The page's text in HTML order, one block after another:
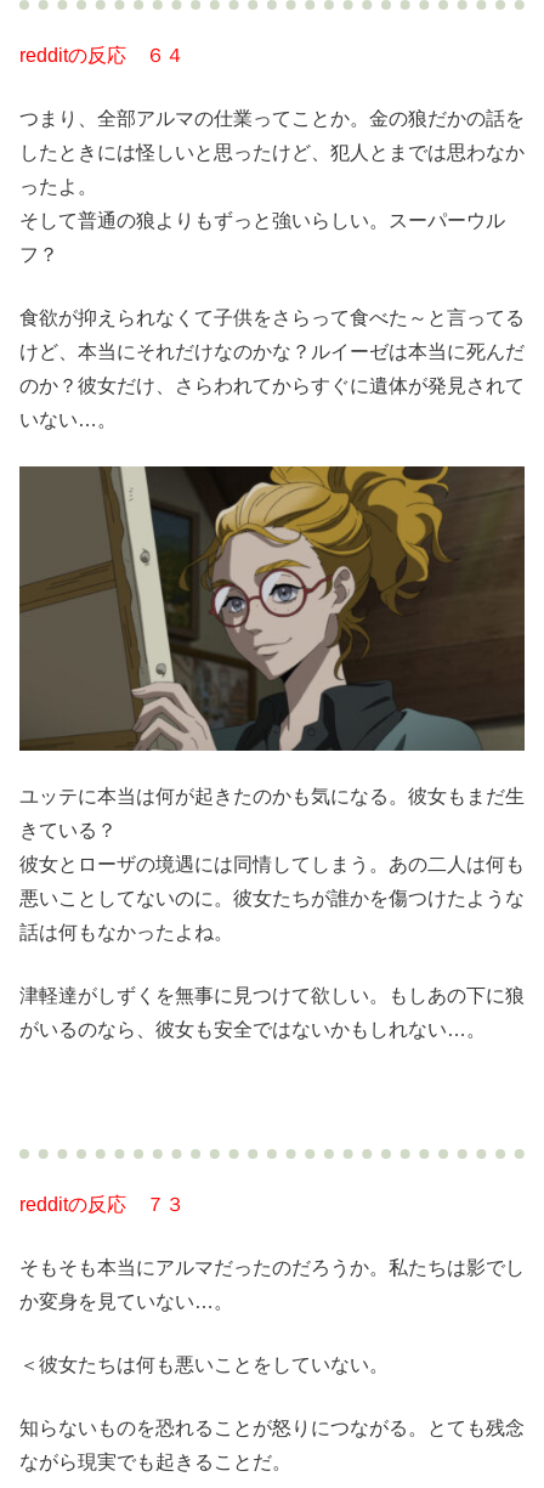
redditの反応 ６４
つまり、全部アルマの仕業ってことか。金の狼だかの話を
したときには怪しいと思ったけど、犯人とまでは思わなか
ったよ。
そして普通の狼よりもずっと強いらしい。スーパーウル
フ？
食欲が抑えられなくて子供をさらって食べた～と言ってる
けど、本当にそれだけなのかな？ルイーゼは本当に死んだ
のか？彼女だけ、さらわれてからすぐに遺体が発見されて
いない…。
ユッテに本当は何が起きたのかも気になる。彼女もまだ生
きている？
彼女とローザの境遇には同情してしまう。あの二人は何も
悪いことしてないのに。彼女たちが誰かを傷つけたような
話は何もなかったよね。
津軽達がしずくを無事に見つけて欲しい。もしあの下に狼
がいるのなら、彼女も安全ではないかもしれない…。
redditの反応 ７３
そもそも本当にアルマだったのだろうか。私たちは影でし
か変身を見ていない…。
＜彼女たちは何も悪いことをしていない。
知らないものを恐れることが怒りにつながる。とても残念
ながら現実でも起きることだ。